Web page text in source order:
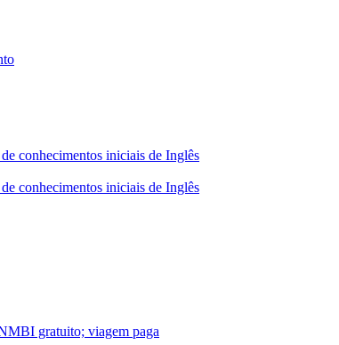
conhecimentos iniciais de Inglês
conhecimentos iniciais de Inglês
gratuito; viagem paga